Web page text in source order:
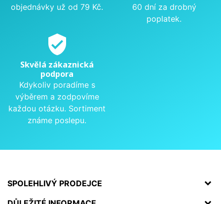
objednávky už od 79 Kč.
60 dní za drobný
poplatek.
verified_user
Skvělá zákaznická
podpora
Kdykoliv poradíme s
výběrem a zodpovíme
každou otázku. Sortiment
známe poslepu.
SPOLEHLIVÝ PRODEJCE